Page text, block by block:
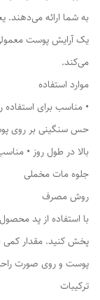
به شما ارائه می‌دهند.
یک آرایش پوست‌
می‌کند.
موارد استفاده
• مناسب برای استفاده
حس سنگینی بر روی
بالا در طول روز •
جلوه مات مخملی
روش مصرف
با استفاده از پد
پخش کنید. مقدار کمی
پوست و روی صورت
ترکیبات